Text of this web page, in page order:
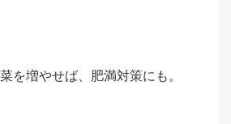
を増やせば、肥満対策にも。